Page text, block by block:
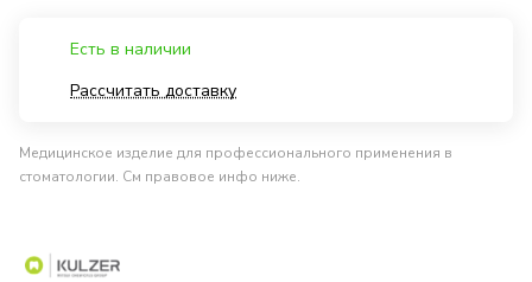
Есть в наличии
Рассчитать доставку
Медицинское изделие для профессионального применения в
стоматологии. См правовое инфо ниже.